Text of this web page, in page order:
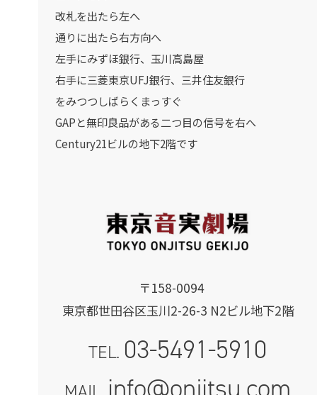
〒158-0094
東京都世田谷区玉川2-26-3 N2ビル地下2階
TEL. 03-5491-5910
info@onjitsu.com
改札を出たら左へ
通りに出たら右方向へ
左手にみずほ銀行、玉川高島屋
右手に三菱東京UFJ銀行、三井住友銀行
をみつつしばらくまっすぐ
GAPと無印良品がある二つ目の信号を右へ
Century21ビルの地下2階です